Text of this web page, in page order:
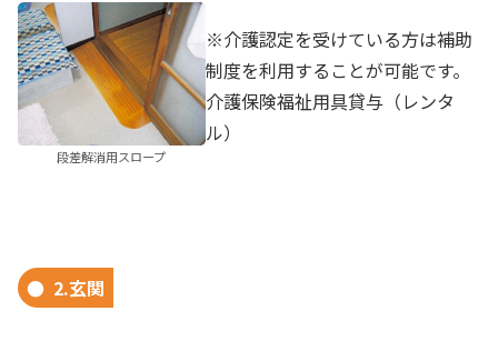
段差解消用スロープ
※介護認定を受けている方は補助
制度を利用することが可能です。
介護保険福祉用具貸与（レンタ
ル）
2.玄関